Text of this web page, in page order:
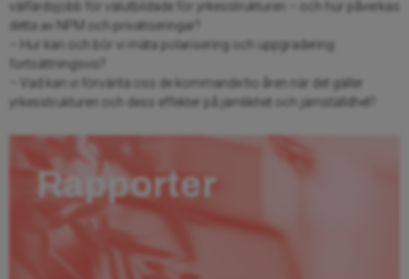
välfärdsjobb för välutbildade för yrkesstrukturen – och hur påverkas
detta av NPM och privatiseringar?
– Hur kan och bör vi mäta polarisering och uppgradering
fortsättningsvis?
– Vad kan vi förvänta oss de kommande tio åren när det gäller
yrkesstrukturen och dess effekter på jämlikhet och jämställdhet?
Rapporter